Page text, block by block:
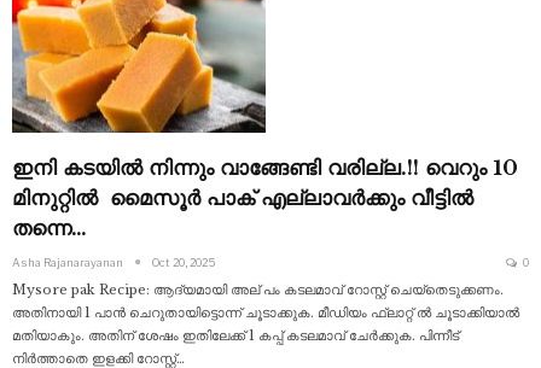
ഇനി കടയിൽ നിന്നും വാങ്ങേണ്ടി വരില്ല.!! വെറും 10
മിനുറ്റിൽ മൈസൂർ പാക് എല്ലാവർക്കും വീട്ടിൽ
തന്നെ…
Asha Rajanarayanan Oct 20, 2025 0
Mysore pak Recipe: ആദ്യമായി അല് പം കടലമാവ് റോസ്റ്റ് ചെയ്തെടുക്കണം.
അതിനായി 1 പാൻ ചെറുതായിട്ടൊന്ന് ചൂടാക്കുക. മീഡിയം ഫ്ലാറ്റ് ൽ ചൂടാക്കിയാൽ
മതിയാകും. അതിന് ശേഷം ഇതിലേക്ക് 1 കപ്പ് കടലമാവ് ചേർക്കുക. പിന്നീട്
നിർത്താതെ ഇളക്കി റോസ്റ്റ്…